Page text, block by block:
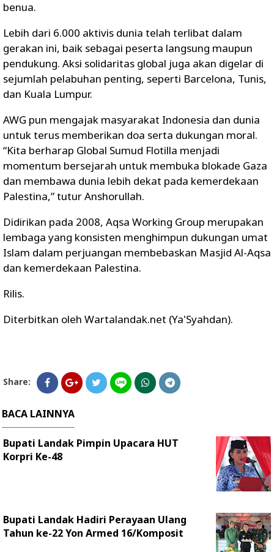
benua.
Lebih dari 6.000 aktivis dunia telah terlibat dalam
gerakan ini, baik sebagai peserta langsung maupun
pendukung. Aksi solidaritas global juga akan digelar di
sejumlah pelabuhan penting, seperti Barcelona, Tunis,
dan Kuala Lumpur.
AWG pun mengajak masyarakat Indonesia dan dunia
untuk terus memberikan doa serta dukungan moral.
“Kita berharap Global Sumud Flotilla menjadi
momentum bersejarah untuk membuka blokade Gaza
dan membawa dunia lebih dekat pada kemerdekaan
Palestina,” tutur Anshorullah.
Didirikan pada 2008, Aqsa Working Group merupakan
lembaga yang konsisten menghimpun dukungan umat
Islam dalam perjuangan membebaskan Masjid Al-Aqsa
dan kemerdekaan Palestina.
Rilis.
Diterbitkan oleh Wartalandak.net (Ya'Syahdan).
Share:
BACA LAINNYA
Bupati Landak Pimpin Upacara HUT
Korpri Ke-48
Bupati Landak Hadiri Perayaan Ulang
Tahun ke-22 Yon Armed 16/Komposit